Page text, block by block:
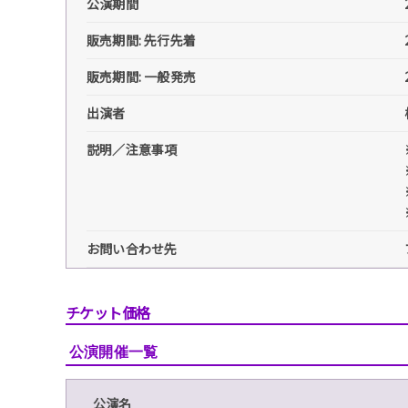
販売期間: 先行先着
販売期間: 一般発売
出演者
説明／注意事項
お問い合わせ先
チケット価格
公演開催一覧
公演名